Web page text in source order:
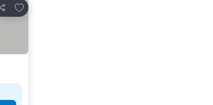
Partilhar
Adicionar aos favoritos